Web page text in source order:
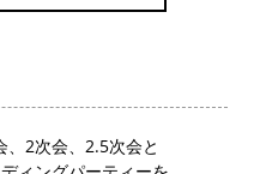
、2次会、2.5次会と